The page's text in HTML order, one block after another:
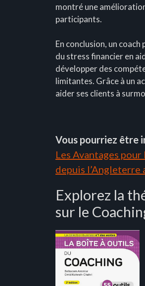
montré une
participants.
En conclusion, un
du stress financier en
développer des
limitantes. Grâce à un
aider ses clients à
Vous pourriez être
Les Avantages
depuis l’Angleterre
Explorez la
sur le